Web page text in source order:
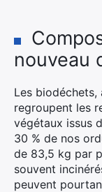
nouveau
Les biodéchets,
regroupent les
végétaux issus
30 % de nos
de 83,5 kg par
souvent
peuvent